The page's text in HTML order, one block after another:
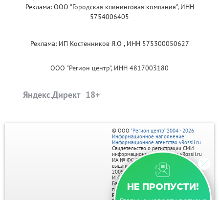
Реклама: ООО "Городская клининговая компания", ИНН
5754006405
Реклама: ИП Костенников Я.О , ИНН 575300050627
ООО "Регион центр", ИНН 4817003180
Яндекс.Директ
НЕ ПРОПУСТИ!
© ООО "Регион центр" 2004 - 2026
Информационное наполнение:
Информационное агентство vRossii.ru
Свидетельство о регистрации СМИ
информационного агентства vRossii.ru
ИА № ФС 77‑35502
выдано РОСКОМНАДЗОРом 04 марта
2009г.
И. О. Главного редактора Нарыков А. Н.
Баннеры на портале размещаются на
правах рекламы.
Реклама на портале: